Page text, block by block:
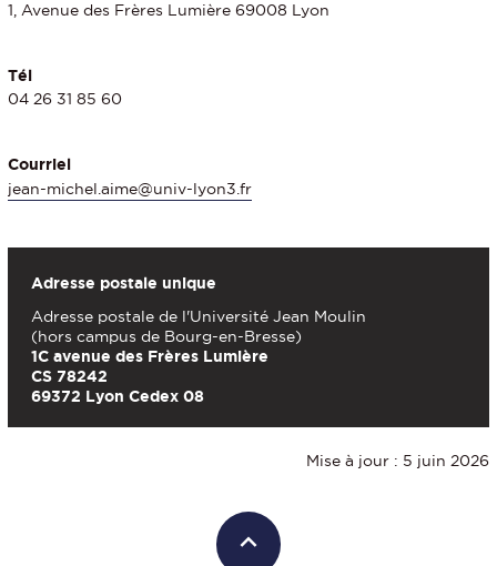
1, Avenue des Frères Lumière 69008 Lyon
Tél
04 26 31 85 60
Courriel
jean-michel.aime@univ-lyon3.fr
Adresse postale unique
Adresse postale de l'Université Jean Moulin
(hors campus de Bourg-en-Bresse)
1C avenue des Frères Lumière
CS 78242
69372 Lyon Cedex 08
Mise à jour : 5 juin 2026